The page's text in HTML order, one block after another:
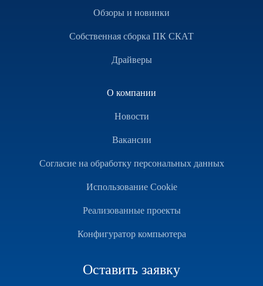
Обзоры и новинки
Собственная сборка ПК СКАТ
Драйверы
О компании
Новости
Вакансии
Согласие на обработку персональных данных
Использование Cookie
Реализованные проекты
Конфигуратор компьютера
Оставить заявку